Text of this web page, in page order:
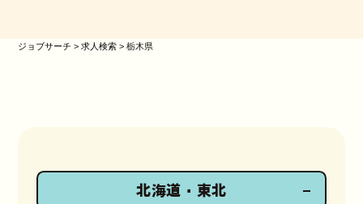
ジョブサーチ >求人検索 >栃木県
北海道・東北